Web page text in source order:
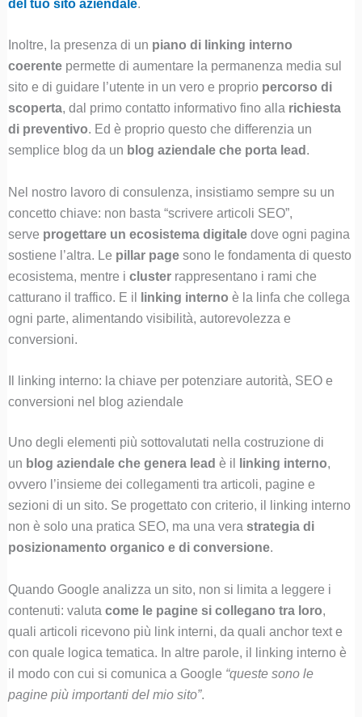
del tuo sito aziendale.
Inoltre, la presenza di un piano di linking interno
coerentepermette di aumentare la permanenza media sul
sito e di guidare l’utente in un vero e proprio percorso di
scoperta, dal primo contatto informativo fino alla richiesta
di preventivo. Ed è proprio questo che differenzia un
semplice blog da un blog aziendale che porta lead .
Nel nostro lavoro di consulenza, insistiamo sempre su un
concetto chiave: non basta “scrivere articoli SEO”,
serve progettare un ecosistema digitaledove ogni pagina
sostiene l’altra. Le pillar pagesono le fondamenta di questo
ecosistema, mentre i clusterrappresentano i rami che
catturano il traffico. E il
linking interno è la linfa che collega
ogni parte, alimentando visibilità, autorevolezza e
conversioni.
Il linking interno: la chiave per potenziare autorità, SEO e
conversioni nel blog aziendale
Uno degli elementi più sottovalutati nella costruzione di
un blog aziendale che genera lead è il linking interno,
ovvero l’insieme dei collegamenti tra articoli, pagine e
sezioni di un sito. Se progettato con criterio, il linking interno
non è solo una pratica SEO, ma una vera strategia di
posizionamento organico e di conversione.
Quando Google analizza un sito, non si limita a leggere i
contenuti: valuta come le pagine si collegano tra loro,
quali articoli ricevono più link interni, da quali anchor text e
con quale logica tematica. In altre parole, il linking interno è
il modo con cui si comunica a Google “queste sono le
pagine più importanti del mio sito”.